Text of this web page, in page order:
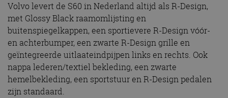
Volvo levert de S60 in Nederland altijd als R-Design,
met Glossy Black raamomlijsting en
buitenspiegelkappen, een sportievere R-Design vóór-
en achterbumper, een zwarte R-Design grille en
geïntegreerde uitlaateindpijpen links en rechts. Ook
nappa lederen/textiel bekleding, een zwarte
hemelbekleding, een sportstuur en R-Design pedalen
zijn standaard.